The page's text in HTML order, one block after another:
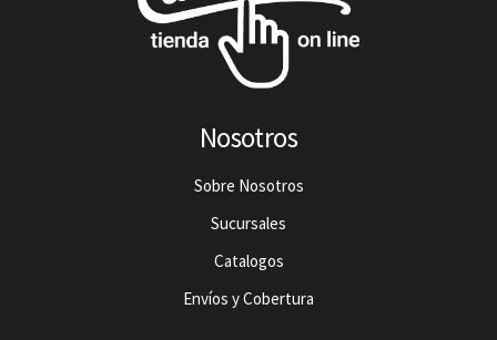
Nosotros
Sobre Nosotros
Sucursales
Catalogos
Envíos y Cobertura